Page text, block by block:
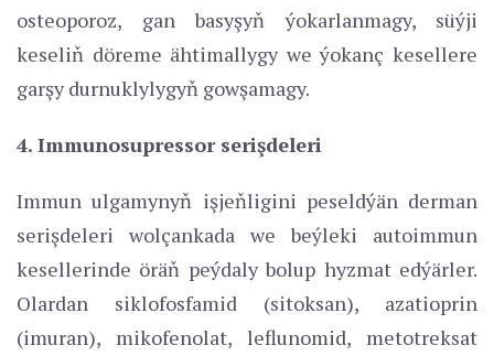
osteoporoz, gan basyşyň ýokarlanmagy, süýji
keseliň döreme ähtimallygy we ýokanç kesellere
garşy durnuklylygyň gowşamagy.
4. Immunosupressor serişdeleri
Immun ulgamynyň işjeňligini peseldýän derman
serişdeleri wolçankada we beýleki autoimmun
kesellerinde öräň peýdaly bolup hyzmat edýärler.
Olardan siklofosfamid (sitoksan), azatioprin
(imuran), mikofenolat, leflunomid, metotreksat